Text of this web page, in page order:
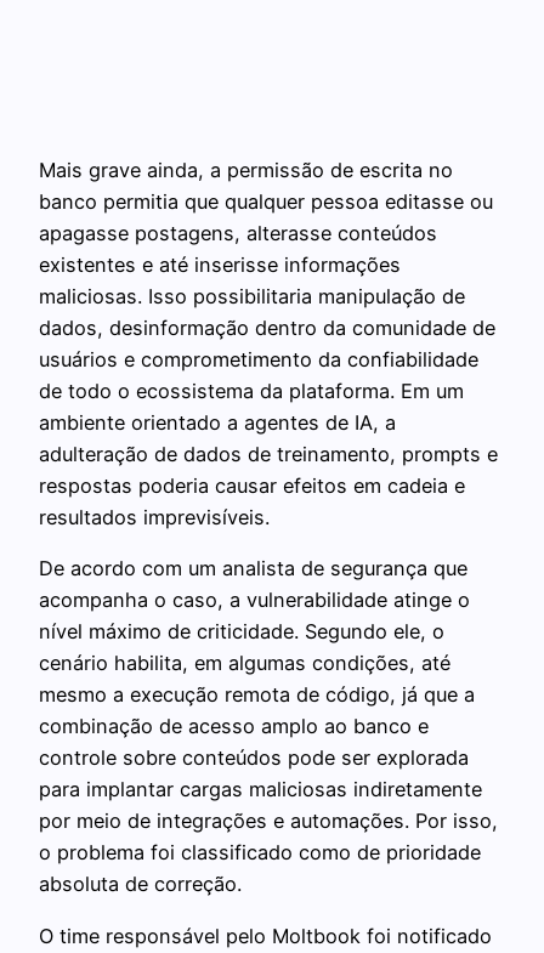
Mais grave ainda, a permissão de escrita no
banco permitia que qualquer pessoa editasse ou
apagasse postagens, alterasse conteúdos
existentes e até inserisse informações
maliciosas. Isso possibilitaria manipulação de
dados, desinformação dentro da comunidade de
usuários e comprometimento da confiabilidade
de todo o ecossistema da plataforma. Em um
ambiente orientado a agentes de IA, a
adulteração de dados de treinamento, prompts e
respostas poderia causar efeitos em cadeia e
resultados imprevisíveis.
De acordo com um analista de segurança que
acompanha o caso, a vulnerabilidade atinge o
nível máximo de criticidade. Segundo ele, o
cenário habilita, em algumas condições, até
mesmo a execução remota de código, já que a
combinação de acesso amplo ao banco e
controle sobre conteúdos pode ser explorada
para implantar cargas maliciosas indiretamente
por meio de integrações e automações. Por isso,
o problema foi classificado como de prioridade
absoluta de correção.
O time responsável pelo Moltbook foi notificado